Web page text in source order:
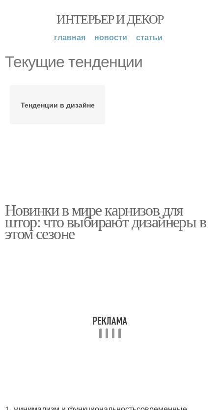
ИНТЕРЬЕР И ДЕКОР
главная новости статьи
Текущие тенденции
Тенденции в дизайне
Новинки в мире карнизов для
штор: что выбирают дизайнеры в
этом сезоне